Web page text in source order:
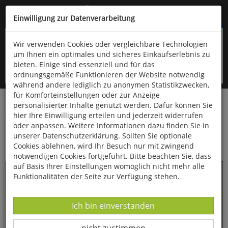
Kompletten Head der Seite überspringen
oder (06766) 9323-960
Startseite Bücher Naturwissenschaften Paläontologie
Steinkohlenformation und deren Flora an der
Ostseite des Tödi
Einwilligung zur Datenverarbeitung
Wir verwenden Cookies oder vergleichbare Technologien
um Ihnen ein optimales und sicheres Einkaufserlebnis zu
bieten. Einige sind essenziell und für das
ordnungsgemäße Funktionieren der Website notwendig
während andere lediglich zu anonymen Statistikzwecken,
für Komforteinstellungen oder zur Anzeige
personalisierter Inhalte genutzt werden. Dafür können Sie
hier Ihre Einwilligung erteilen und jederzeit widerrufen
oder anpassen. Weitere Informationen dazu finden Sie in
unserer Datenschutzerklärung. Sollten Sie optionale
Cookies ablehnen, wird Ihr Besuch nur mit zwingend
notwendigen Cookies fortgeführt. Bitte beachten Sie, dass
auf Basis Ihrer Einstellungen womöglich nicht mehr alle
Funktionalitäten der Seite zur Verfügung stehen.
Datenverarbeitung -
Ich bin einverstanden